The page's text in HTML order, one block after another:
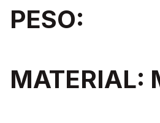
PESO:
MATERIAL: